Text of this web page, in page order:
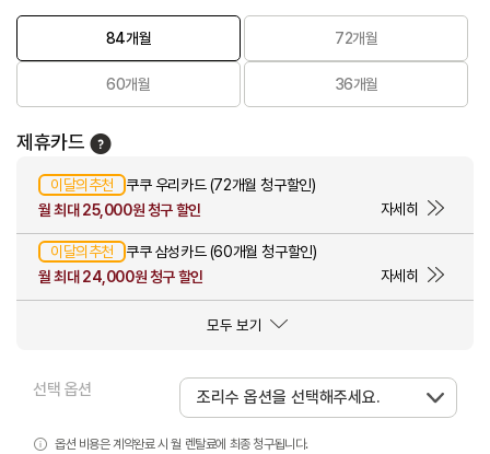
84개월 72개월
60개월 36개월
제휴카드
이달의추천
쿠쿠 우리카드 (72개월 청구할인)
월 최대 25,000원 청구 할인
자세히
이달의추천
쿠쿠 삼성카드 (60개월 청구할인)
월 최대 24,000원 청구 할인
자세히
모두 보기
선택 옵션
옵션 비용은 계약완료 시 월 렌탈료에 최종 청구됩니다.